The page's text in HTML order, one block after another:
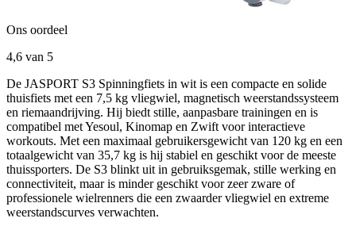
Ons oordeel
4,6 van 5
De JASPORT S3 Spinningfiets in wit is een compacte en solide
thuisfiets met een 7,5 kg vliegwiel, magnetisch weerstandssysteem
en riemaandrijving. Hij biedt stille, aanpasbare trainingen en is
compatibel met Yesoul, Kinomap en Zwift voor interactieve
workouts. Met een maximaal gebruikersgewicht van 120 kg en een
totaalgewicht van 35,7 kg is hij stabiel en geschikt voor de meeste
thuissporters. De S3 blinkt uit in gebruiksgemak, stille werking en
connectiviteit, maar is minder geschikt voor zeer zware of
professionele wielrenners die een zwaarder vliegwiel en extreme
weerstandscurves verwachten.